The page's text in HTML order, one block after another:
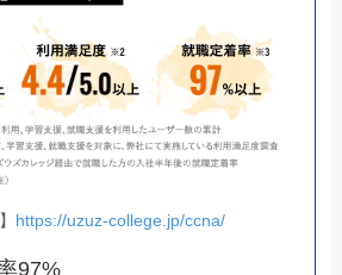
https://uzuz-college.jp/ccna/
97%